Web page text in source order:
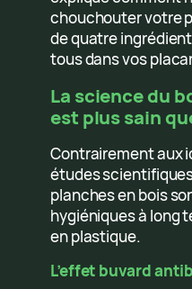
chouchouter votre
de quatre
tous dans vos
La science du
est plus sain
Contrairement aux
études
planches en bois
hygiéniques à long
en plastique.
L’effet buvard